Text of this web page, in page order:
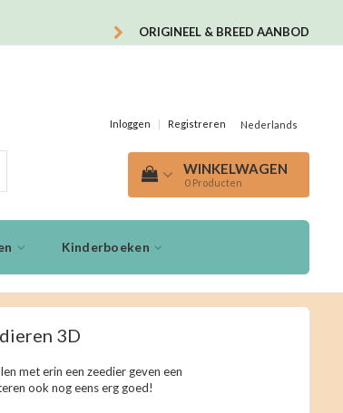
ORIGINEEL & BREED AANBOD
Inloggen | Registreren Nederlands
WINKELWAGEN
0 Producten
Kinderboeken
3D
met erin een zeedier geven een
ook nog eens erg goed!